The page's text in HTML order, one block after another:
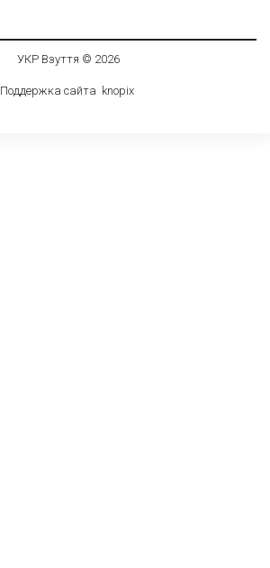
УКР Взуття © 2026
Поддержка сайта knopix